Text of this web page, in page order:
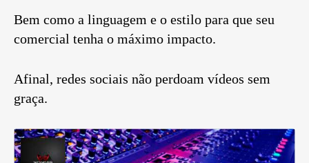
Bem como a linguagem e o estilo para que seu
comercial tenha o máximo impacto.
Afinal, redes sociais não perdoam vídeos sem
graça.